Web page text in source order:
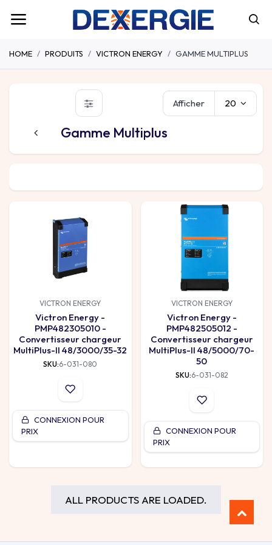
HOME PRODUITS VICTRON ENERGY GAMME MULTIPLUS
Gamme Multiplus
Afficher 20
VICTRON ENERGY
Victron Energy -
PMP482305010 -
Convertisseur chargeur
MultiPlus-II 48/3000/35-32
SKU:6-031-080
CONNEXION POUR
PRIX
VICTRON ENERGY
Victron Energy -
PMP482505012 -
Convertisseur chargeur
MultiPlus-II 48/5000/70-
50
SKU:6-031-082
CONNEXION POUR
PRIX
ALL PRODUCTS ARE LOADED.